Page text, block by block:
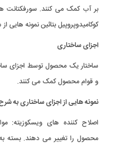
بر آب کمک می کنند. سورفکتانت
کوکامیدوپروپیل بتائین نمونه هایی
اجزای ساختاری
ساختار یک محصول توسط اجزای
و قوام محصول کمک می کنند.
نمونه هایی از اجزای ساختاری به
اصلاح کننده های ویسکوزیته:
محصول را تغییر می دهند. بسته